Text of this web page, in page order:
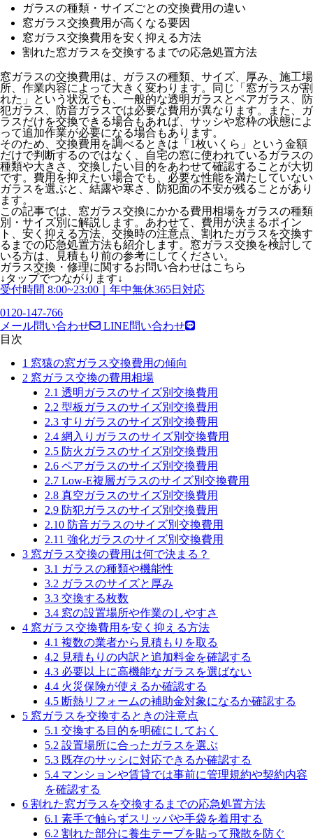
ガラスの種類・サイズごとの交換費用の違い
窓ガラス交換費用が高くなる要因
窓ガラス交換費用を安く抑える方法
割れた窓ガラスを交換するまでの応急処置方法
窓ガラスの交換費用は、ガラスの種類、サイズ、厚み、施工場
所、作業内容によって大きく変わります。同じ「窓ガラスが割
れた」という状況でも、一般的な透明ガラスとペアガラス、防
犯ガラス、防音ガラスでは必要な費用が異なります。また、ガ
ラスだけを交換できる場合もあれば、サッシや窓枠の状態によ
って追加作業が必要になる場合もあります。
そのため、交換費用を調べるときは「1枚いくら」という金額
だけで判断するのではなく、自宅の窓に使われているガラスの
種類や大きさ、交換したい目的をあわせて確認することが大切
です。費用を抑えたい場合でも、必要な性能を満たしていない
ガラスを選ぶと、結露や寒さ、防犯面の不安が残ることがあり
ます。
この記事では、窓ガラス交換にかかる費用相場をガラスの種類
別・サイズ別に解説します。あわせて、費用が決まるポイン
ト、安く抑える方法、交換時の注意点、割れたガラスを交換す
るまでの応急処置方法も紹介します。窓ガラス交換を検討して
いる方は、見積もり前の参考にしてください。
ガラス交換・修理に関するお問い合わせはこちら
↓タップでつながります↓
受付時間 8:00~23:00｜年中無休365日対応
0120-147-766
メール問い合わせ
LINE問い合わせ
目次
1 窓猿の窓ガラス交換費用の傾向
2 窓ガラス交換の費用相場
2.1 透明ガラスのサイズ別交換費用
2.2 型板ガラスのサイズ別交換費用
2.3 すりガラスのサイズ別交換費用
2.4 網入りガラスのサイズ別交換費用
2.5 防火ガラスのサイズ別交換費用
2.6 ペアガラスのサイズ別交換費用
2.7 Low-E複層ガラスのサイズ別交換費用
2.8 真空ガラスのサイズ別交換費用
2.9 防犯ガラスのサイズ別交換費用
2.10 防音ガラスのサイズ別交換費用
2.11 強化ガラスのサイズ別交換費用
3 窓ガラス交換の費用は何で決まる？
3.1 ガラスの種類や機能性
3.2 ガラスのサイズと厚み
3.3 交換する枚数
3.4 窓の設置場所や作業のしやすさ
4 窓ガラス交換費用を安く抑える方法
4.1 複数の業者から見積もりを取る
4.2 見積もりの内訳と追加料金を確認する
4.3 必要以上に高機能なガラスを選ばない
4.4 火災保険が使えるか確認する
4.5 断熱リフォームの補助金対象になるか確認する
5 窓ガラスを交換するときの注意点
5.1 交換する目的を明確にしておく
5.2 設置場所に合ったガラスを選ぶ
5.3 既存のサッシに対応できるか確認する
5.4 マンションや賃貸では事前に管理規約や契約内容
を確認する
6 割れた窓ガラスを交換するまでの応急処置方法
6.1 素手で触らずスリッパや手袋を着用する
6.2 割れた部分に養生テープを貼って飛散を防ぐ